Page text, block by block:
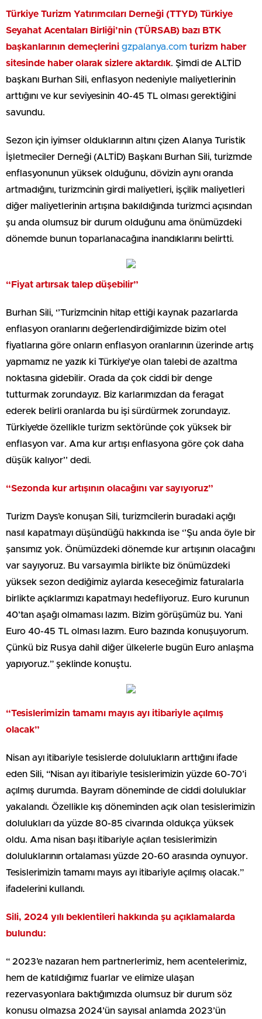
Türkiye Turizm Yatırımcıları Derneği (TTYD) Türkiye
Seyahat Acentaları Birliği’nin (TÜRSAB) bazı BTK
başkanlarının demeçlerini gzpalanya.com turizm haber
sitesinde haber olarak sizlere aktardık. Şimdi de ALTİD
başkanı Burhan Sili, enflasyon nedeniyle maliyetlerinin
arttığını ve kur seviyesinin 40-45 TL olması gerektiğini
savundu.
Sezon için iyimser olduklarının altını çizen Alanya Turistik
İşletmeciler Derneği (ALTİD) Başkanı Burhan Sili, turizmde
enflasyonunun yüksek olduğunu, dövizin aynı oranda
artmadığını, turizmcinin girdi maliyetleri, işçilik maliyetleri
diğer maliyetlerinin artışına bakıldığında turizmci açısından
şu anda olumsuz bir durum olduğunu ama önümüzdeki
dönemde bunun toparlanacağına inandıklarını belirtti.
“Fiyat artırsak talep düşebilir”
Burhan Sili, ‘’Turizmcinin hitap ettiği kaynak pazarlarda
enflasyon oranlarını değerlendirdiğimizde bizim otel
fiyatlarına göre onların enflasyon oranlarının üzerinde artış
yapmamız ne yazık ki Türkiye’ye olan talebi de azaltma
noktasına gidebilir. Orada da çok ciddi bir denge
tutturmak zorundayız. Biz karlarımızdan da feragat
ederek belirli oranlarda bu işi sürdürmek zorundayız.
Türkiye’de özellikle turizm sektöründe çok yüksek bir
enflasyon var. Ama kur artışı enflasyona göre çok daha
düşük kalıyor’’ dedi.
“Sezonda kur artışının olacağını var sayıyoruz”
Turizm Days’e konuşan Sili, turizmcilerin buradaki açığı
nasıl kapatmayı düşündüğü hakkında ise ‘’Şu anda öyle bir
şansımız yok. Önümüzdeki dönemde kur artışının olacağını
var sayıyoruz. Bu varsayımla birlikte biz önümüzdeki
yüksek sezon dediğimiz aylarda keseceğimiz faturalarla
birlikte açıklarımızı kapatmayı hedefliyoruz. Euro kurunun
40’tan aşağı olmaması lazım. Bizim görüşümüz bu. Yani
Euro 40-45 TL olması lazım. Euro bazında konuşuyorum.
Çünkü biz Rusya dahil diğer ülkelerle bugün Euro anlaşma
yapıyoruz.” şeklinde konuştu.
“Tesislerimizin tamamı mayıs ayı itibariyle açılmış
olacak”
Nisan ayı itibariyle tesislerde dolulukların arttığını ifade
eden Sili, “Nisan ayı itibariyle tesislerimizin yüzde 60-70’i
açılmış durumda. Bayram döneminde de ciddi doluluklar
yakalandı. Özellikle kış döneminden açık olan tesislerimizin
dolulukları da yüzde 80-85 civarında oldukça yüksek
oldu. Ama nisan başı itibariyle açılan tesislerimizin
doluluklarının ortalaması yüzde 20-60 arasında oynuyor.
Tesislerimizin tamamı mayıs ayı itibariyle açılmış olacak.”
ifadelerini kullandı.
Sili, 2024 yılı beklentileri hakkında şu açıklamalarda
bulundu:
“ 2023’e nazaran hem partnerlerimiz, hem acentelerimiz,
hem de katıldığımız fuarlar ve elimize ulaşan
rezervasyonlara baktığımızda olumsuz bir durum söz
konusu olmazsa 2024’ün sayısal anlamda 2023’ün